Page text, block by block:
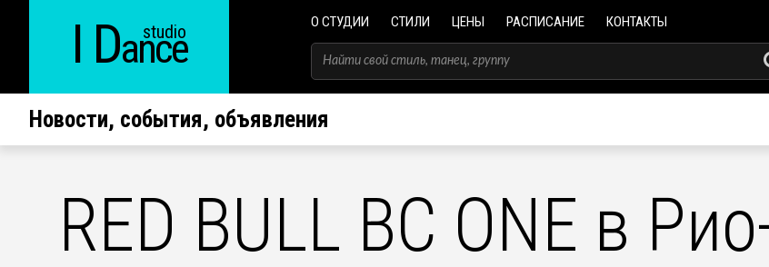
I Dance
studio О СТУДИИ СТИЛИ ЦЕНЫ РАСПИСАНИЕ КОНТАКТЫ
Новости, события, объявления
RED BULL BC ONE в